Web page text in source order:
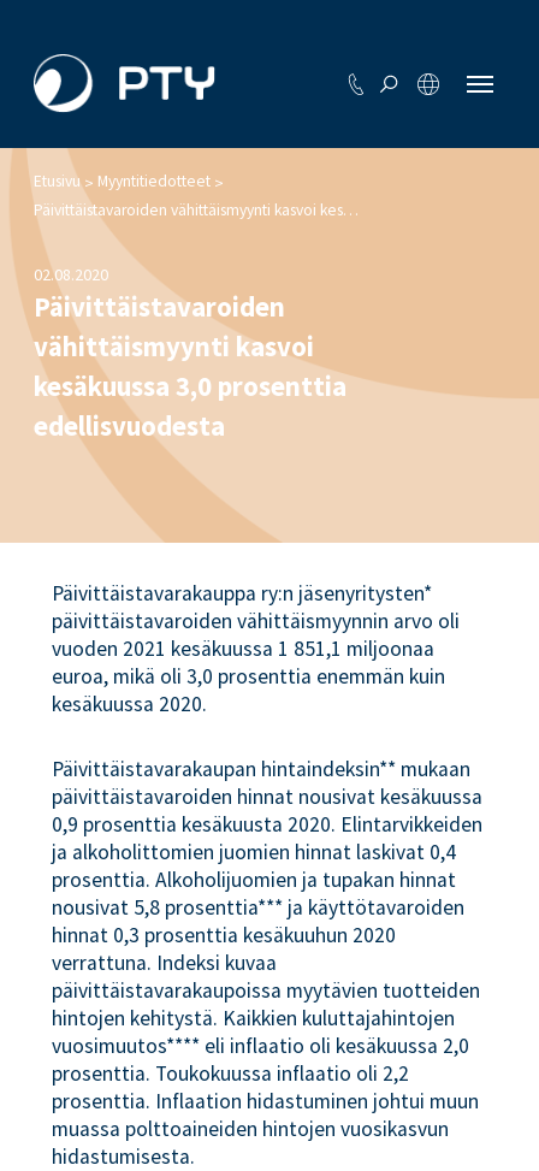
Etusivu> Myyntitiedotteet >
Päivittäistavaroiden vähittäismyynti kasvoi kesäkuussa 3,0 prosenttia edellisvuodesta
02.08.2020
Päivittäistavaroiden
vähittäismyynti kasvoi
kesäkuussa 3,0 prosenttia
edellisvuodesta
Päivittäistavarakauppa ry:n jäsenyritysten*
päivittäistavaroiden vähittäismyynnin arvo oli
vuoden 2021 kesäkuussa 1 851,1 miljoonaa
euroa, mikä oli 3,0 prosenttia enemmän kuin
kesäkuussa 2020.
Päivittäistavarakaupan hintaindeksin** mukaan
päivittäistavaroiden hinnat nousivat kesäkuussa
0,9 prosenttia kesäkuusta 2020. Elintarvikkeiden
ja alkoholittomien juomien hinnat laskivat 0,4
prosenttia. Alkoholijuomien ja tupakan hinnat
nousivat 5,8 prosenttia*** ja käyttötavaroiden
hinnat 0,3 prosenttia kesäkuuhun 2020
verrattuna. Indeksi kuvaa
päivittäistavarakaupoissa myytävien tuotteiden
hintojen kehitystä. Kaikkien kuluttajahintojen
vuosimuutos**** eli inflaatio oli kesäkuussa 2,0
prosenttia. Toukokuussa inflaatio oli 2,2
prosenttia. Inflaation hidastuminen johtui muun
muassa polttoaineiden hintojen vuosikasvun
hidastumisesta.